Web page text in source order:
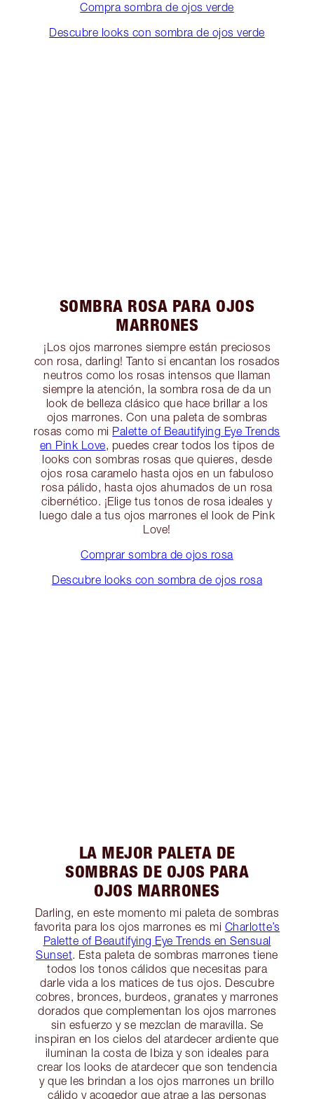
Compra sombra de ojos verde
Descubre looks con sombra de ojos verde
SOMBRA ROSA PARA OJOS
MARRONES
¡Los ojos marrones siempre están preciosos
con rosa, darling! Tanto si encantan los rosados
neutros como los rosas intensos que llaman
siempre la atención, la sombra rosa de da un
look de belleza clásico que hace brillar a los
ojos marrones. Con una paleta de sombras
rosas como mi Palette of Beautifying Eye Trends
en Pink Love, puedes crear todos los tipos de
looks con sombras rosas que quieres, desde
ojos rosa caramelo hasta ojos en un fabuloso
rosa pálido, hasta ojos ahumados de un rosa
cibernético. ¡Elige tus tonos de rosa ideales y
luego dale a tus ojos marrones el look de Pink
Love!
Comprar sombra de ojos rosa
Descubre looks con sombra de ojos rosa
LA MEJOR PALETA DE
SOMBRAS DE OJOS PARA
OJOS MARRONES
Darling, en este momento mi paleta de sombras
favorita para los ojos marrones es mi Charlotte’s
Palette of Beautifying Eye Trends en Sensual
Sunset. Esta paleta de sombras marrones tiene
todos los tonos cálidos que necesitas para
darle vida a los matices de tus ojos. Descubre
cobres, bronces, burdeos, granates y marrones
dorados que complementan los ojos marrones
sin esfuerzo y se mezclan de maravilla. Se
inspiran en los cielos del atardecer ardiente que
iluminan la costa de Ibiza y son ideales para
crear los looks de atardecer que son tendencia
y que les brindan a los ojos marrones un brillo
cálido y acogedor que atrae a las personas